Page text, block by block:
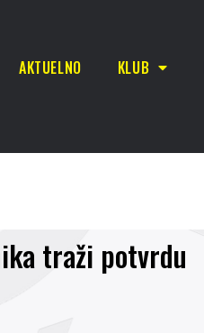
AKTUELNO KLUB
traži potvrdu